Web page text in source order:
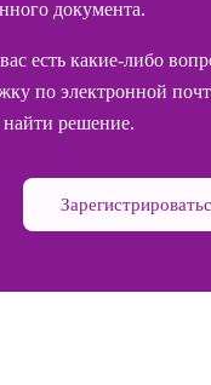
документа.
есть какие-либо
по электронной
решение.